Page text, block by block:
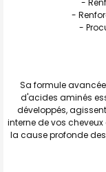
-
-
-
Sa formule avancée
d'acides aminés
développés,
interne de vos
la cause profonde